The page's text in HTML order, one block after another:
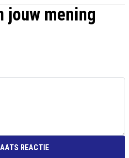
jouw mening
REACTIE